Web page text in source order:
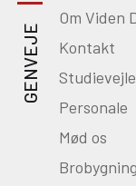
GENVEJE
Om Viden
Kontakt
Personale
Mød os
Brobygning